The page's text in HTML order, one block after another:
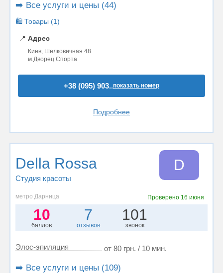
➡️ Все услуги и цены (44)
🛍️ Товары (1)
📍 Адрес
Киев, Шелковичная 48
м.Дворец Спорта
+38 (095) 903..показать номер
Подробнее
Della Rossa
Студия красоты
D
метро Дарница Проверено 16 июня
10
баллов
7
отзывов
101
звонок
Элос-эпиляция от 80 грн. / 10 мин.
➡️ Все услуги и цены (109)